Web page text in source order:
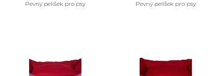
Pevný pelíšek pro psy Pevný pelíšek pro psy